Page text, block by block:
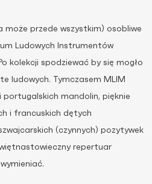
może przede wszystkim) osobliwe
Ludowych Instrumentów
kolekcji spodziewać by się mogło
ludowych. Tymczasem MLIM
portugalskich mandolin, pięknie
i francuskich dętych
(czynnych) pozytywek
repertuar